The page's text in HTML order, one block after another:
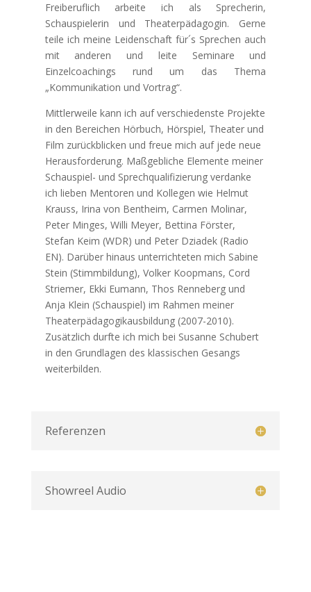
Freiberuflich arbeite ich als Sprecherin,
Schauspielerin und Theaterpädagogin. Gerne
teile ich meine Leidenschaft für´s Sprechen auch
mit anderen und leite Seminare und
Einzelcoachings rund um das Thema
„Kommunikation und Vortrag“.
Mittlerweile kann ich auf verschiedenste Projekte
in den Bereichen Hörbuch, Hörspiel, Theater und
Film zurückblicken und freue mich auf jede neue
Herausforderung. Maßgebliche Elemente meiner
Schauspiel- und Sprechqualifizierung verdanke
ich lieben Mentoren und Kollegen wie Helmut
Krauss, Irina von Bentheim, Carmen Molinar,
Peter Minges, Willi Meyer, Bettina Förster,
Stefan Keim (WDR) und Peter Dziadek (Radio
EN). Darüber hinaus unterrichteten mich Sabine
Stein (Stimmbildung), Volker Koopmans, Cord
Striemer, Ekki Eumann, Thos Renneberg und
Anja Klein (Schauspiel) im Rahmen meiner
Theaterpädagogikausbildung (2007-2010).
Zusätzlich durfte ich mich bei Susanne Schubert
in den Grundlagen des klassischen Gesangs
weiterbilden.
Referenzen
Showreel Audio